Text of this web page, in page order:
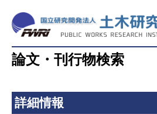
論文・刊行物検索
詳細情報